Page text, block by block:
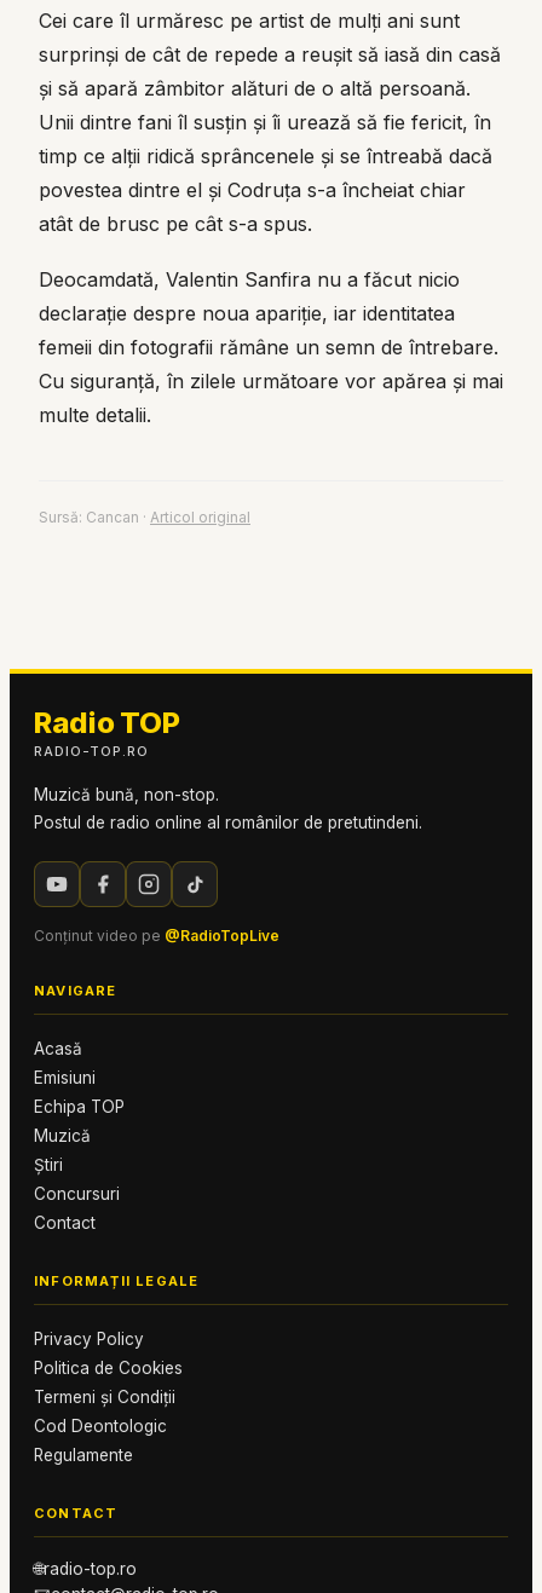
Cei care îl urmăresc pe artist de mulți ani sunt
surprinși de cât de repede a reușit să iasă din casă
și să apară zâmbitor alături de o altă persoană.
Unii dintre fani îl susțin și îi urează să fie fericit, în
timp ce alții ridică sprâncenele și se întreabă dacă
povestea dintre el și Codruța s-a încheiat chiar
atât de brusc pe cât s-a spus.
Deocamdată, Valentin Sanfira nu a făcut nicio
declarație despre noua apariție, iar identitatea
femeii din fotografii rămâne un semn de întrebare.
Cu siguranță, în zilele următoare vor apărea și mai
multe detalii.
Sursă: Cancan · Articol original
Radio TOP
RADIO-TOP.RO
Muzică bună, non-stop.
Postul de radio online al românilor de pretutindeni.
Conținut video pe @RadioTopLive
NAVIGARE
Acasă
Emisiuni
Echipa TOP
Muzică
Știri
Concursuri
Contact
INFORMAȚII LEGALE
Privacy Policy
Politica de Cookies
Termeni și Condiții
Cod Deontologic
Regulamente
CONTACT
🌐radio-top.ro